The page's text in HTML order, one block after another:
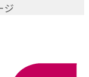
ジ